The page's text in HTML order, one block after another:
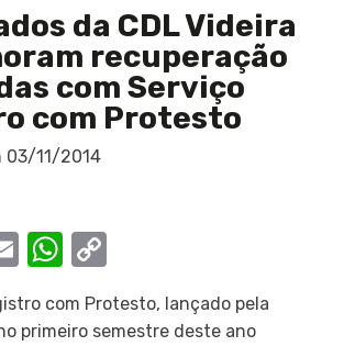
da CDL Videira
recuperação
com Serviço
com Protesto
03/11/2014
EmailWhatsApp
com Protesto, lançado pela
primeiro semestre deste ano